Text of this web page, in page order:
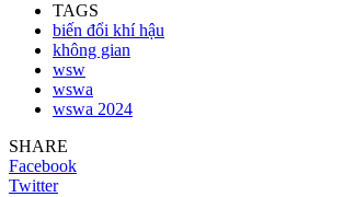
TAGS
biến đổi khí hậu
không gian
wsw
wswa
wswa 2024
SHARE
Facebook
Twitter